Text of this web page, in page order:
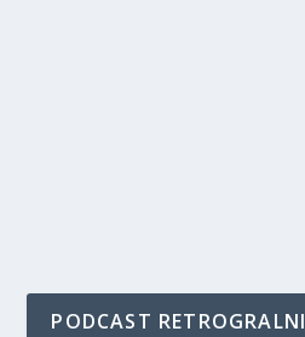
PODCAST RETROGRALNI